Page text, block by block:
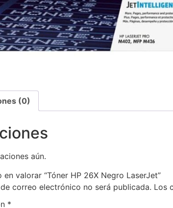
(0)
aún.
en valorar “Tóner HP 26X Negro LaserJet”
correo electrónico no será publicada. Los
*